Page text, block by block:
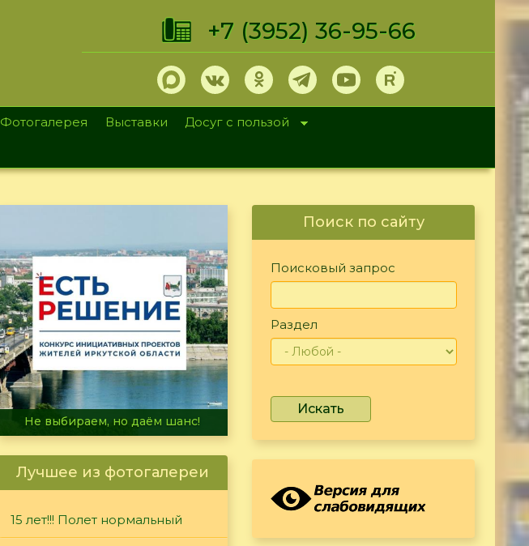
+7 (3952) 36-95-66
Фотогалерея Выставки
Досуг с пользой
В огне не горит, в воде не тонет
Лучшее из фотогалереи
15 лет!!! Полет нормальный
Поиск по сайту
Поисковый запрос
Раздел
Искать